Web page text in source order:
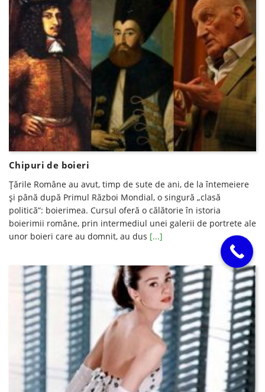
Chipuri de boieri
Țările Române au avut, timp de sute de ani, de la întemeiere
și până după Primul Război Mondial, o singură „clasă
politică”: boierimea. Cursul oferă o călătorie în istoria
boierimii române, prin intermediul unei galerii de portrete ale
unor boieri care au domnit, au dus [...]